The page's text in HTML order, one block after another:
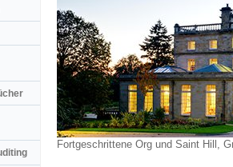
Fortgeschrittene Org und Saint Hill,